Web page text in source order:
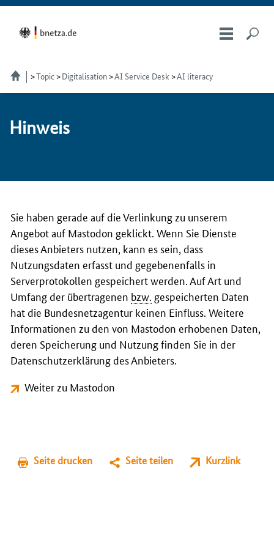
Topic Digitalisation AI Service Desk AI literacy
Hin­weis
Sie haben gerade auf die Verlinkung zu unserem
Angebot auf Mastodon geklickt. Wenn Sie Dienste
dieses Anbieters nutzen, kann es sein, dass
Nutzungsdaten erfasst und gegebenenfalls in
Serverprotokollen gespeichert werden. Auf Art und
Umfang der übertragenen bzw. gespeicherten Daten
hat die Bundesnetzagentur keinen Einfluss. Weitere
Informationen zu den von Mastodon erhobenen Daten,
deren Speicherung und Nutzung finden Sie in der
Datenschutzerklärung des Anbieters.
Weiter zu Mastodon
Seite drucken Seite teilen Kurzlink